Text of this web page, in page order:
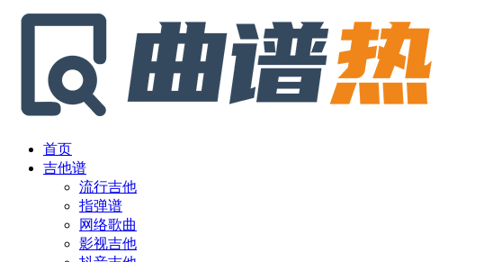
首页
吉他谱
流行吉他
指弹谱
网络歌曲
影视吉他